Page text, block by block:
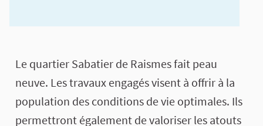
A propos de cette concertation
Le quartier Sabatier de Raismes fait peau
neuve. Les travaux engagés visent à offrir à la
population des conditions de vie optimales. Ils
permettront également de valoriser les atouts